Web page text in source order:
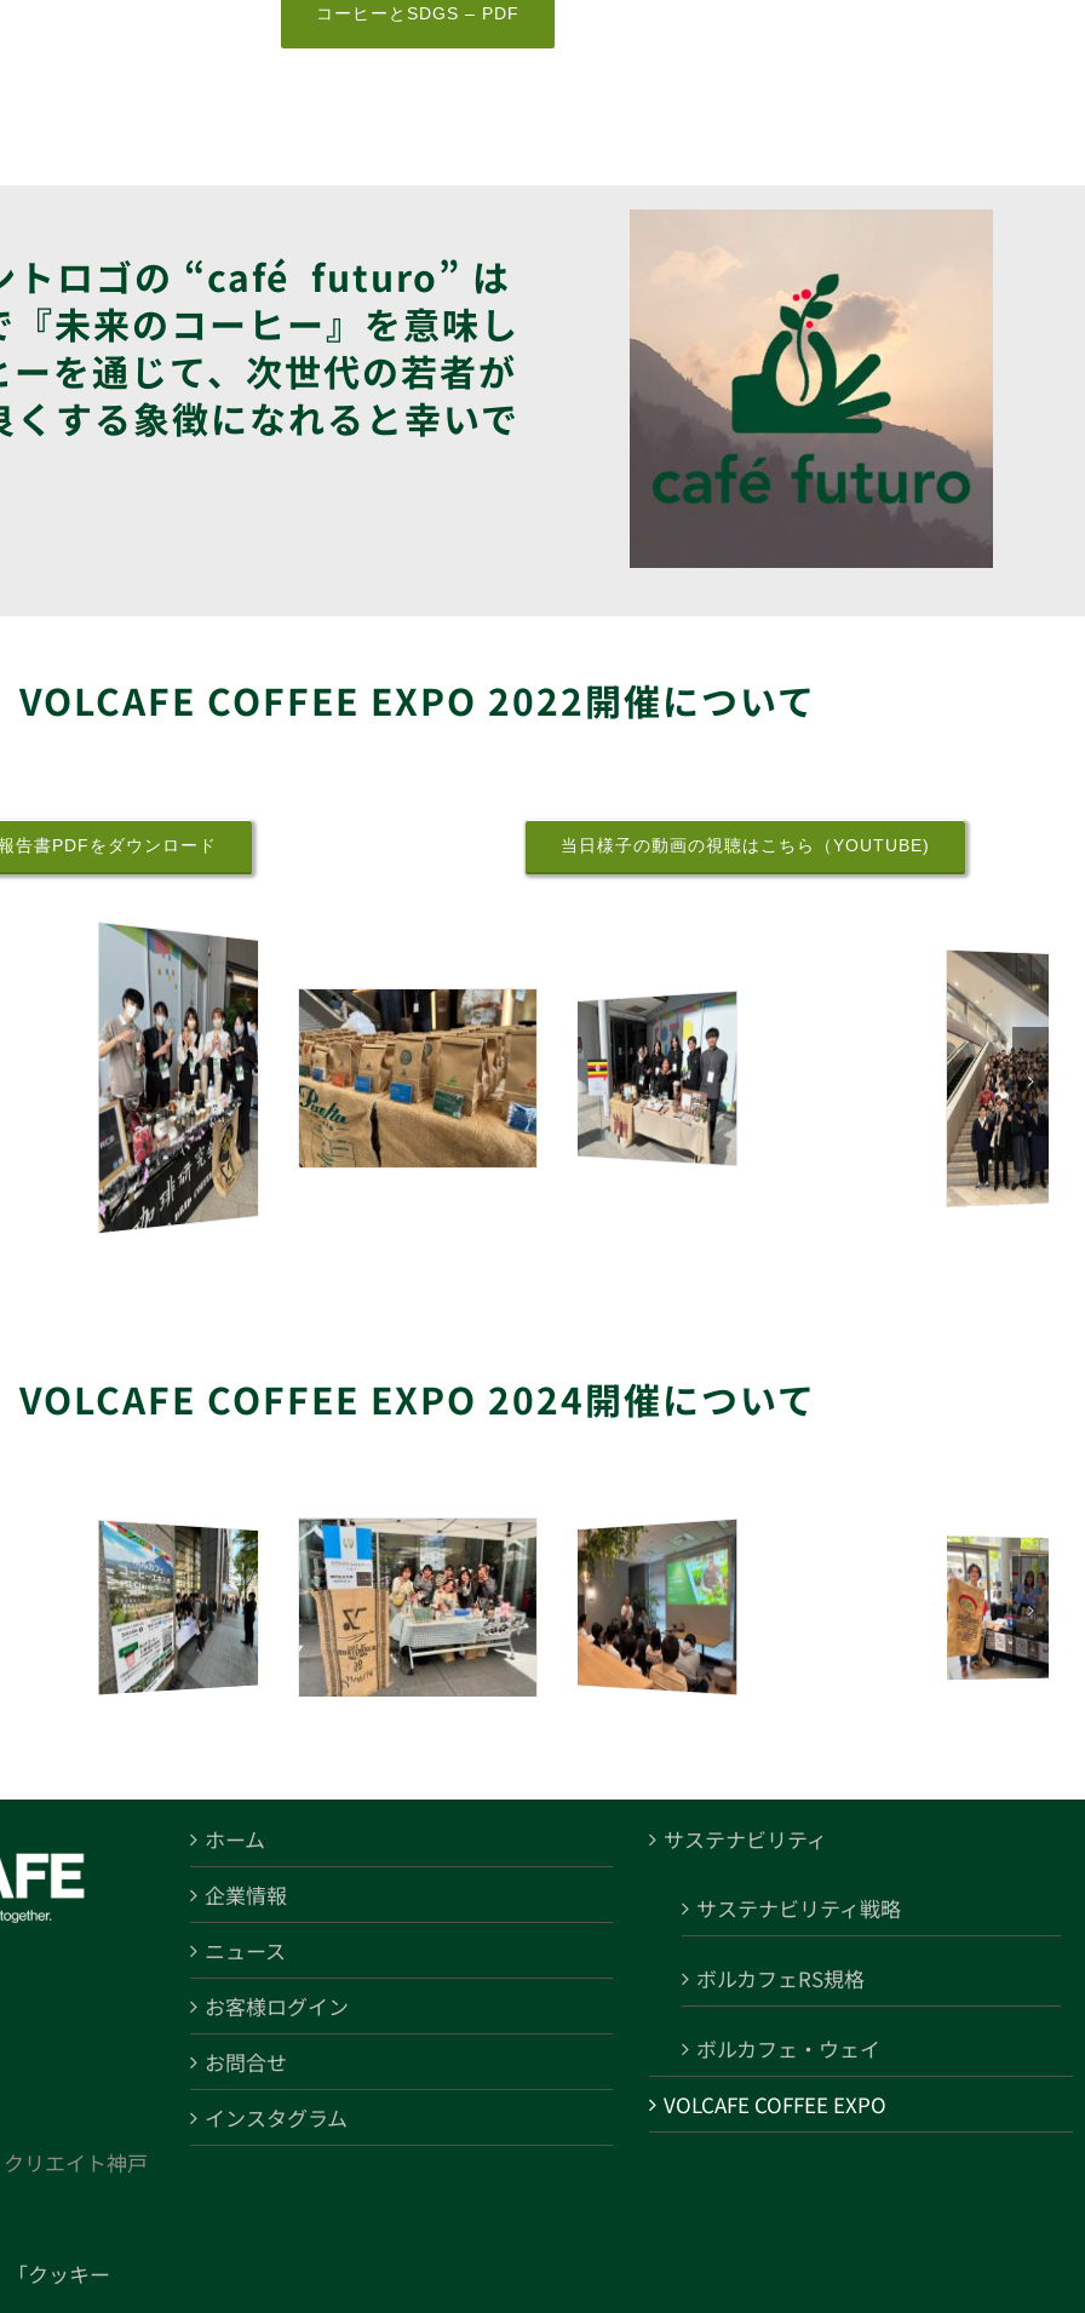
コーヒーとSDGS – PDF
トロゴの “café futuro” は
『未来のコーヒー』を意味し
ーを通じて、次世代の若者が
くする象徴になれると幸いで
VOLCAFE COFFEE EXPO 2022開催について
告書PDFをダウンロード 当日様子の動画の視聴はこちら（YOUTUBE)
VOLCAFE COFFEE EXPO 2024開催について
リエイト神戸
「クッキー
ホーム
企業情報
ニュース
お客様ログイン
お問合せ
インスタグラム
サステナビリティ
サステナビリティ戦略
ボルカフェRS規格
ボルカフェ・ウェイ
VOLCAFE COFFEE EXPO